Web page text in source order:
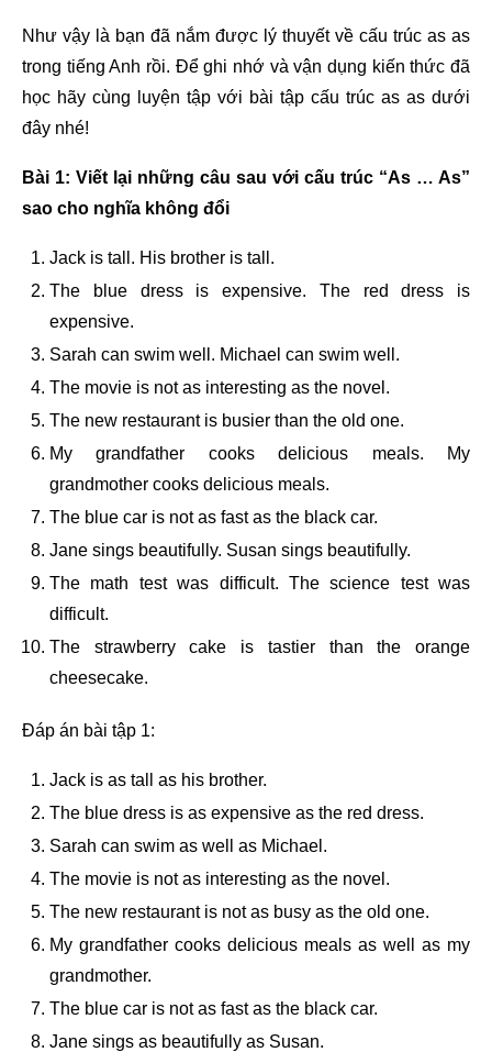
Như vậy là bạn đã nắm được lý thuyết về cấu trúc as as
trong tiếng Anh rồi. Để ghi nhớ và vận dụng kiến thức đã
học hãy cùng luyện tập với bài tập cấu trúc as as dưới
đây nhé!
Bài 1: Viết lại những câu sau với cấu trúc “As … As”
sao cho nghĩa không đổi
Jack is tall. His brother is tall.
The blue dress is expensive. The red dress is
expensive.
Sarah can swim well. Michael can swim well.
The movie is not as interesting as the novel.
The new restaurant is busier than the old one.
My grandfather cooks delicious meals. My
grandmother cooks delicious meals.
The blue car is not as fast as the black car.
Jane sings beautifully. Susan sings beautifully.
The math test was difficult. The science test was
difficult.
The strawberry cake is tastier than the orange
cheesecake.
Đáp án bài tập 1:
Jack is as tall as his brother.
The blue dress is as expensive as the red dress.
Sarah can swim as well as Michael.
The movie is not as interesting as the novel.
The new restaurant is not as busy as the old one.
My grandfather cooks delicious meals as well as my
grandmother.
The blue car is not as fast as the black car.
Jane sings as beautifully as Susan.